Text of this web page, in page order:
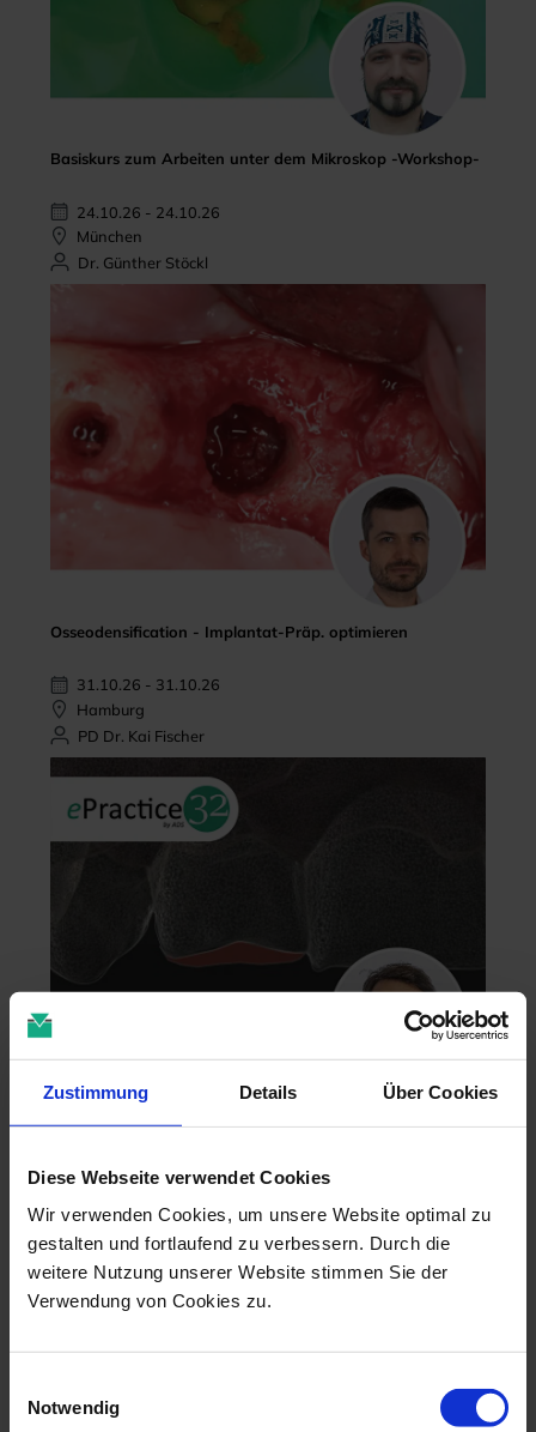
Zustimmung Details Über Cookies
Diese Webseite verwendet Cookies
Wir verwenden Cookies, um unsere Website optimal zu
gestalten und fortlaufend zu verbessern. Durch die
weitere Nutzung unserer Website stimmen Sie der
Verwendung von Cookies zu.
Notwendig
Basiskurs zum Arbeiten unter dem Mikroskop -Workshop-
24.10.26 - 24.10.26
München
Dr. Günther Stöckl
Osseodensification - Implantat-Präp. optimieren
31.10.26 - 31.10.26
Hamburg
PD Dr. Kai Fischer
Zahntechnik im 4D-Zeitalter
online
Dr. Christian Leonhardt